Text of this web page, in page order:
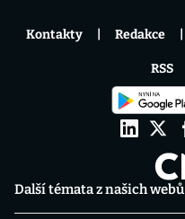
Další témata z našich webů
Kontakty Redakce
RSS